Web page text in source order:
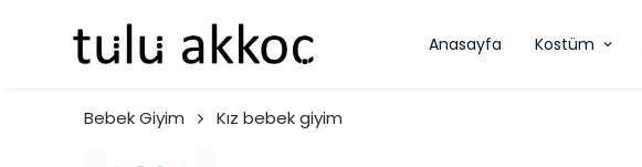
Anasayfa Kostüm
Bebek Giyim Kız bebek giyim